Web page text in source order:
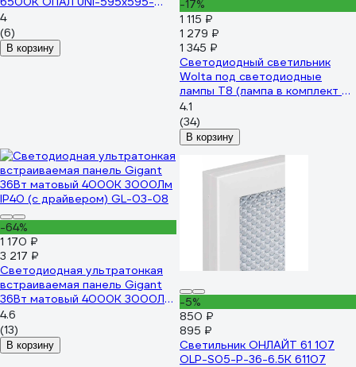
36W-OP-65K
4
(6)
В корзину
-17%
1 115 ₽
1 279 ₽
1 345 ₽
Светодиодный светильник
Wolta под светодиодные
лампы T8 (лампа в комплект не
входит) IP65, мощность до
40Вт WT8-01
4.1
(34)
В корзину
-64%
1 170 ₽
3 217 ₽
Светодиодная ультратонкая
встраиваемая панель Gigant
36Вт матовый 4000K 3000Лм
IP40 (с драйвером) GL-03-08
4.6
(13)
В корзину
-5%
850 ₽
895 ₽
Светильник ОНЛАЙТ 61 107
OLP-S05-P-36-6.5K 61107